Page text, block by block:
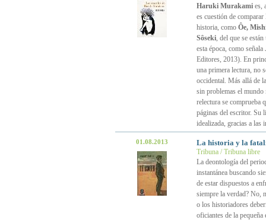
Haruki Murakamies,
es cuestión de
historia, como Ȏe,
Sȏseki, del que se
esta época, como señala
Editores, 2013). En
una primera lectura, no
occidental. Más allá de
sin problemas el
relectura se comprueba
páginas del escritor. Su
idealizada, gracias a las
01.08.2013 La historia y la
Tribuna / Tribuna libre
La deontología del
instantánea buscando
de estar dispuestos a
siempre la verdad? No,
o los historiadores
oficiantes de la